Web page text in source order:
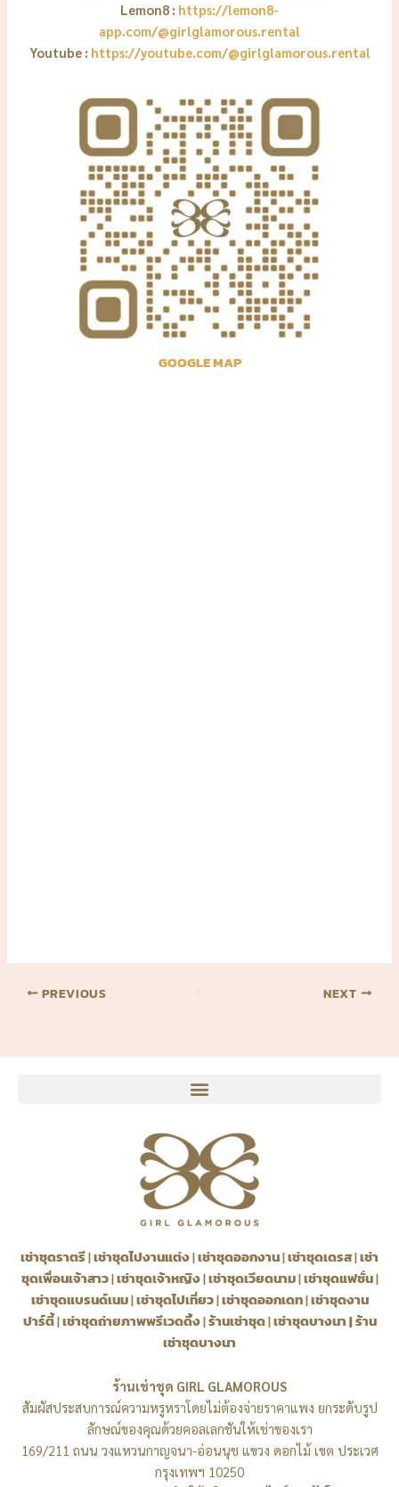
Lemon8 : https://lemon8-
app.com/@girlglamorous.rental
Youtube : https://youtube.com/@girlglamorous.rental
GOOGLE MAP
PREVIOUS NEXT
เช่าชุดราตรี|เช่าชุดไปงานแต่ง|เช่าชุดออกงาน|เช่าชุดเดรส|เช่า
ชุดเพื่อนเจ้าสาว|เช่าชุดเจ้าหญิง|เช่าชุดเวียดนาม|เช่าชุดแฟชั่น|
เช่าชุดแบรนด์เนม|เช่าชุดไปเที่ยว|เช่าชุดออกเดท|เช่าชุดงาน
ปาร์ตี้|เช่าชุดถ่ายภาพพรีเวดดิ้ง|ร้านเช่าชุด|เช่าชุดบางนา|ร้าน
เช่าชุดบางนา
ร้านเช่าชุด GIRL GLAMOROUS
สัมผัสประสบการณ์ความหรูหราโดยไม่ต้องจ่ายราคาแพง ยกระดับรูป
ลักษณ์ของคุณด้วยคอลเลกชันให้เช่าของเรา
169/211 ถนน วงแหวนกาญจนา-อ่อนนุช แขวง ดอกไม้ เขต ประเวศ
กรุงเทพฯ 10250